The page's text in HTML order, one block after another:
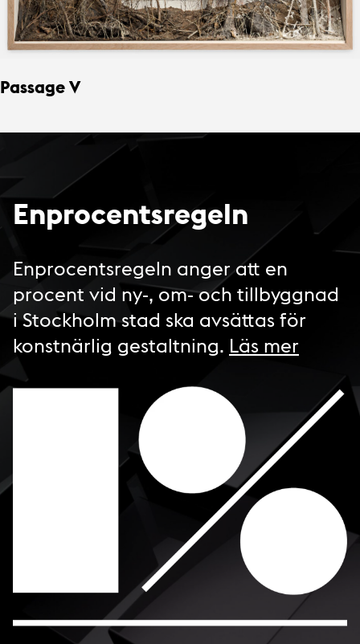
Passage V
Enprocentsregeln
Enprocentsregeln anger att en
procent vid ny-, om- och tillbyggnad
i Stockholm stad ska avsättas för
konstnärlig gestaltning. Läs mer